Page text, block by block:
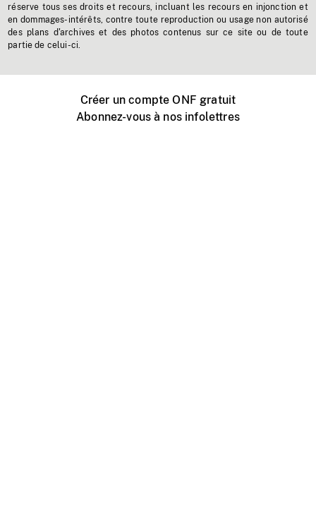
réserve tous ses droits et recours, incluant les recours en injonction et
en dommages-intérêts, contre toute reproduction ou usage non autorisé
des plans d'archives et des photos contenus sur ce site ou de toute
partie de celui-ci.
Créer un compte ONF gratuit
Abonnez-vous à nos infolettres